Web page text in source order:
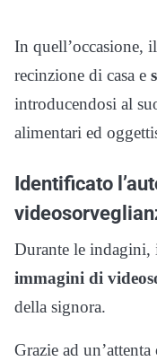
In quell’occasione,
recinzione di casa e
introducendosi al
alimentari ed
Identificato
Durante le indagini,
immagini di
della signora.
Grazie ad